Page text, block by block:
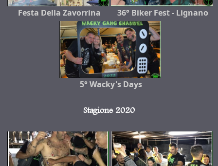
Festa Della Zavorrina 36° Biker Fest - Lignano
5° Wacky's Days
Stagione 2020